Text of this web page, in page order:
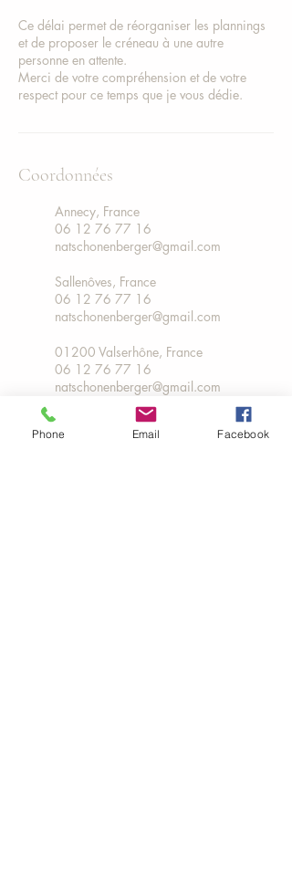
Ce délai permet de réorganiser les plannings
et de proposer le créneau à une autre
personne en attente.
Merci de votre compréhension et de votre
respect pour ce temps que je vous dédie.
Coordonnées
Annecy, France
06 12 76 77 16
natschonenberger@gmail.com
Sallenôves, France
06 12 76 77 16
natschonenberger@gmail.com
01200 Valserhône, France
06 12 76 77 16
natschonenberger@gmail.com
Phone Email Facebook